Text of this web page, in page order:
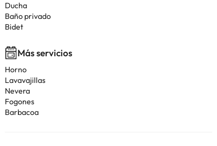
Ducha
Baño privado
Bidet
Más servicios
Horno
Lavavajillas
Nevera
Fogones
Barbacoa